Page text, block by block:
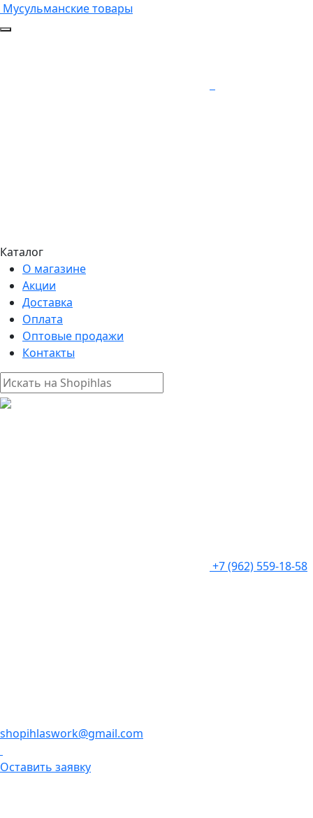
Мусульманские товары
Каталог
О магазине
Акции
Доставка
Оплата
Оптовые продажи
Контакты
+7 (962) 559-18-58
shopihlaswork@gmail.com
Оставить заявку